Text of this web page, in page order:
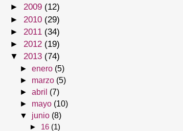
► 2009 (12)
► 2010 (29)
► 2011 (34)
► 2012 (19)
▼ 2013 (74)
►enero (5)
► marzo (5)
►abril (7)
► mayo (10)
▼ junio (8)
► 16 (1)